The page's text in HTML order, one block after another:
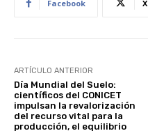
Facebook X
ARTÍCULO ANTERIOR
Día Mundial del Suelo:
científicos del CONICET
impulsan la revalorización
del recurso vital para la
producción, el equilibrio